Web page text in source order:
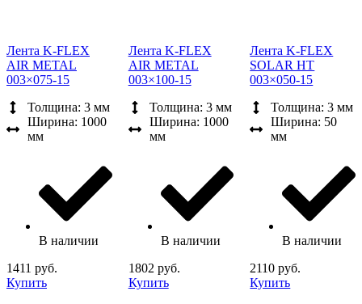
Лента K-FLEX
AIR METAL
003×075-15
Толщина: 3 мм
Ширина: 1000
мм
В наличии
1411 руб.
Купить
Лента K-FLEX
AIR METAL
003×100-15
Толщина: 3 мм
Ширина: 1000
мм
В наличии
1802 руб.
Купить
Лента K-FLEX
SOLAR HT
003×050-15
Толщина: 3 мм
Ширина: 50
мм
В наличии
2110 руб.
Купить